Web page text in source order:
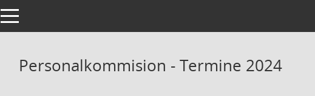
Toggle navigation
Personalkommision - Termine 2024